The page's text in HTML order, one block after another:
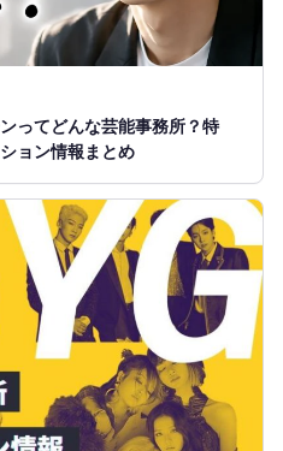
ってどんな芸能事務所？特
ョン情報まとめ